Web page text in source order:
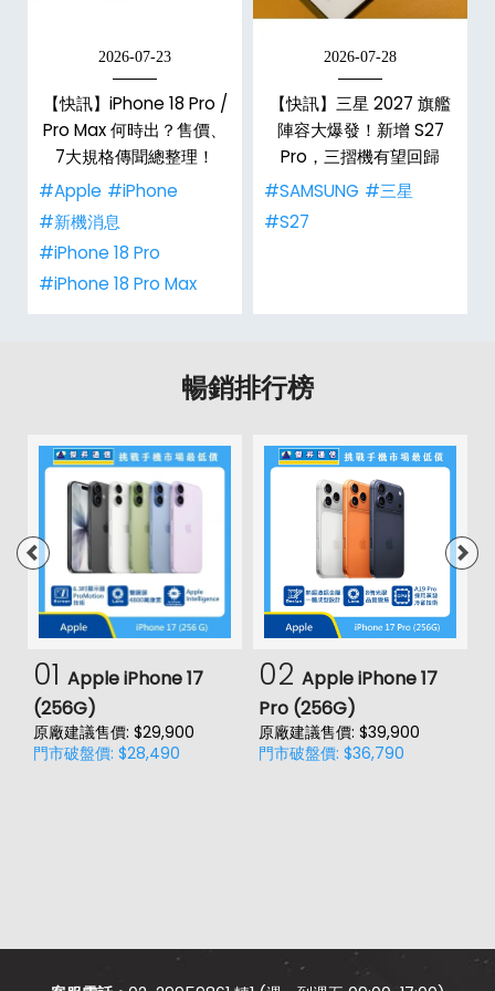
2026-07-23
【快訊】iPhone 18 Pro /
Pro Max 何時出？售價、
7大規格傳聞總整理！
#Apple #iPhone
#新機消息
#iPhone 18 Pro
#iPhone 18 Pro Max
2026-07-28
【快訊】三星 2027 旗艦
陣容大爆發！新增 S27
Pro，三摺機有望回歸
#SAMSUNG #三星
#S27
暢銷排行榜
01 Apple iPhone 17
(256G)
原廠建議售價: $29,900
門市破盤價: $28,490
02 Apple iPhone 17
Pro (256G)
原廠建議售價: $39,900
門市破盤價: $36,790